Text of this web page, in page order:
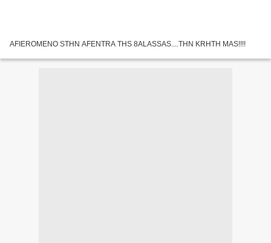
AFIEROMENO STHN AFENTRA THS 8ALASSAS....THN KRHTH MAS!!!!